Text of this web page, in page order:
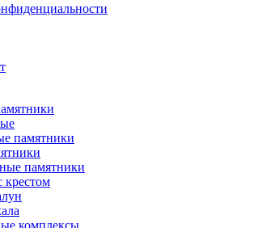
памятники
памятники
крестом
комплексы